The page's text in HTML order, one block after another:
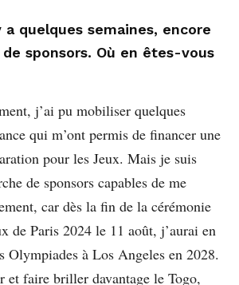
quelques semaines, encore
sponsors. Où en êtes-vous
j’ai pu mobiliser quelques
qui m’ont permis de financer une
pour les Jeux. Mais je suis
de sponsors capables de me
car dès la fin de la cérémonie
de Paris 2024 le 11 août, j’aurai en
Olympiades à Los Angeles en 2028.
et faire briller davantage le Togo,